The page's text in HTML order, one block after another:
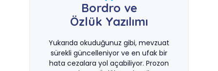
Bordro ve
Özlük Yazılımı
Yukarıda okuduğunuz gibi, mevzuat
sürekli güncelleniyor ve en ufak bir
hata cezalara yol açabiliyor. Prozon